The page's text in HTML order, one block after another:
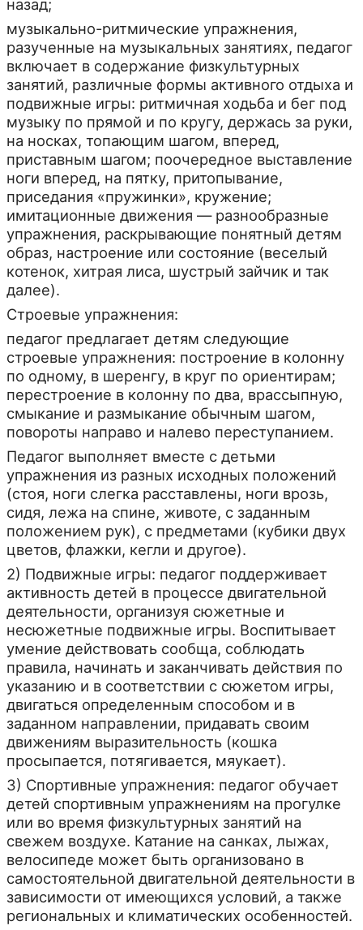
назад;
музыкально-ритмические упражнения,
разученные на музыкальных занятиях, педагог
включает в содержание физкультурных
занятий, различные формы активного отдыха и
подвижные игры: ритмичная ходьба и бег под
музыку по прямой и по кругу, держась за руки,
на носках, топающим шагом, вперед,
приставным шагом; поочередное выставление
ноги вперед, на пятку, притопывание,
приседания «пружинки», кружение;
имитационные движения — разнообразные
упражнения, раскрывающие понятный детям
образ, настроение или состояние (веселый
котенок, хитрая лиса, шустрый зайчик и так
далее).
Строевые упражнения:
педагог предлагает детям следующие
строевые упражнения: построение в колонну
по одному, в шеренгу, в круг по ориентирам;
перестроение в колонну по два, врассыпную,
смыкание и размыкание обычным шагом,
повороты направо и налево переступанием.
Педагог выполняет вместе с детьми
упражнения из разных исходных положений
(стоя, ноги слегка расставлены, ноги врозь,
сидя, лежа на спине, животе, с заданным
положением рук), с предметами (кубики двух
цветов, флажки, кегли и другое).
2) Подвижные игры: педагог поддерживает
активность детей в процессе двигательной
деятельности, организуя сюжетные и
несюжетные подвижные игры. Воспитывает
умение действовать сообща, соблюдать
правила, начинать и заканчивать действия по
указанию и в соответствии с сюжетом игры,
двигаться определенным способом и в
заданном направлении, придавать своим
движениям выразительность (кошка
просыпается, потягивается, мяукает).
3) Спортивные упражнения: педагог обучает
детей спортивным упражнениям на прогулке
или во время физкультурных занятий на
свежем воздухе. Катание на санках, лыжах,
велосипеде может быть организовано в
самостоятельной двигательной деятельности в
зависимости от имеющихся условий, а также
региональных и климатических особенностей.